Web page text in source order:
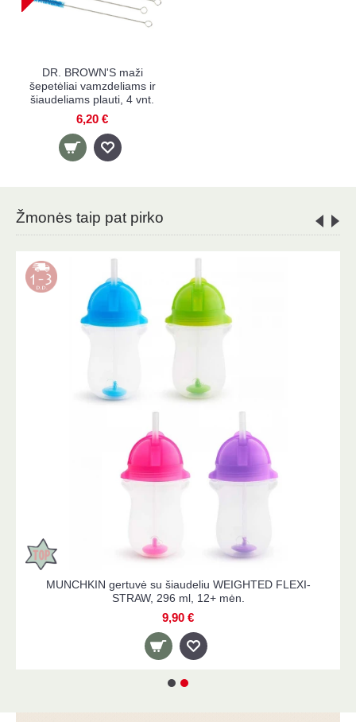
DR. BROWN'S maži
šepetėliai vamzdeliams ir
šiaudeliams plauti, 4 vnt.
6,20 €
Žmonės taip pat pirko
MUNCHKIN gertuvė su šiaudeliu WEIGHTED
STRAW, 296 ml, 12+ mėn.